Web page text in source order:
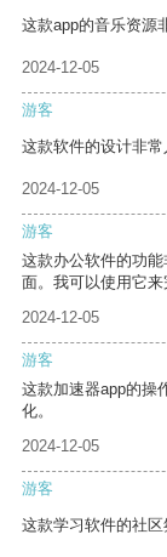
这款app的音乐资源
2024-12-05
游客
这款软件的设计非常
2024-12-05
游客
这款办公软件的功
面。我可以使用它来
2024-12-05
游客
这款加速器app的操
化。
2024-12-05
游客
这款学习软件的社区